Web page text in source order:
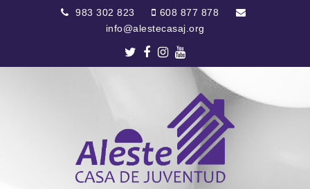
983 302 823
608 877 878
info@alestecasaj.org
Twitter
Facebook
Instagram
Youtube